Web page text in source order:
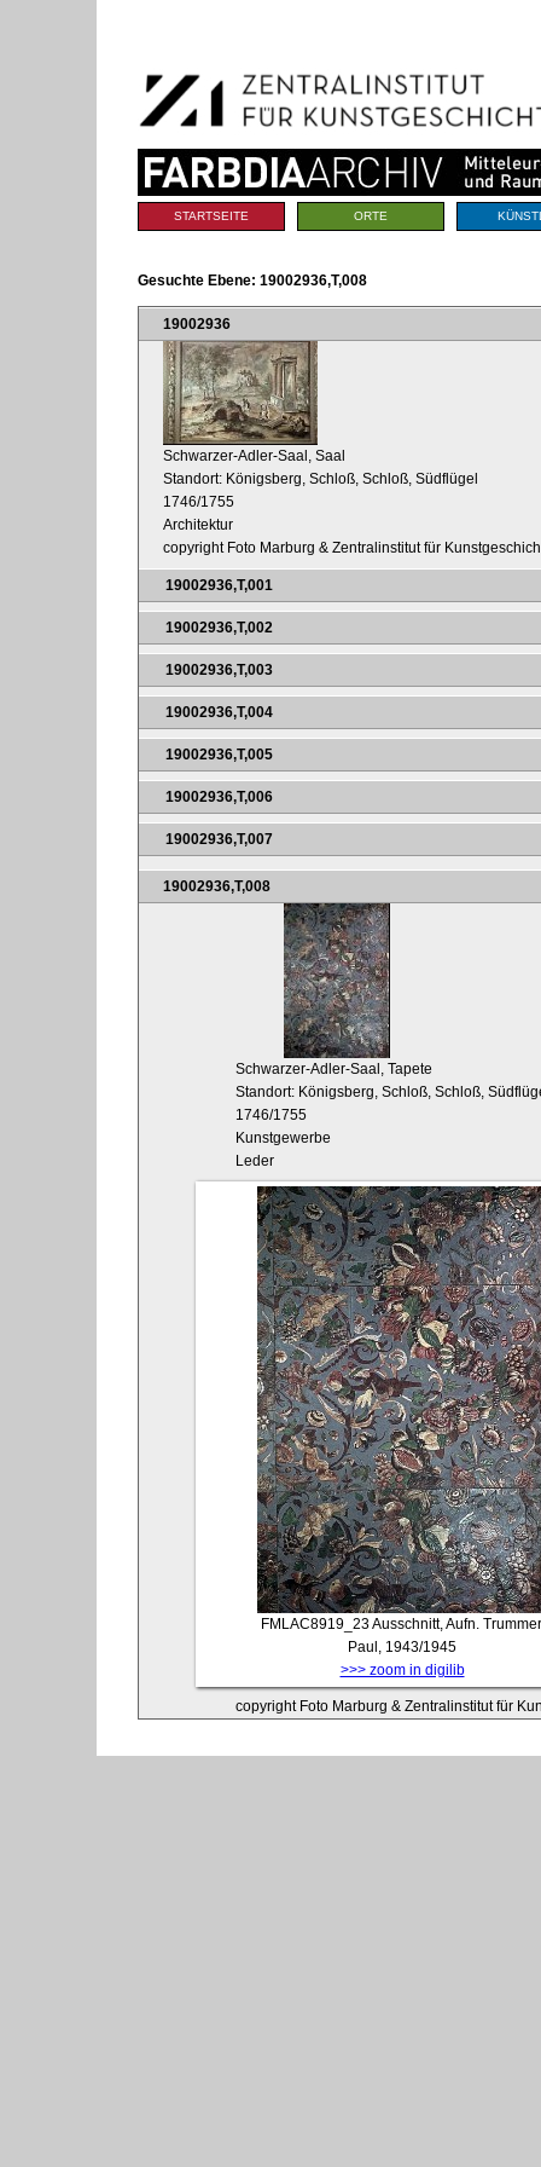
Navigation
Sektionen
STARTSEITE ORTE
Gesuchte Ebene: 19002936,T,008
19002936
Schwarzer-Adler-Saal, Saal
Standort: Königsberg, Schloß, Schloß, Südflügel
1746/1755
Architektur
copyright Foto Marburg & Zentralinstitut für
19002936,T,001
19002936,T,002
19002936,T,003
19002936,T,004
19002936,T,005
19002936,T,006
19002936,T,007
19002936,T,008
Schwarzer-Adler-Saal, Tapete
Standort: Königsberg, Schloß, Schloß,
1746/1755
Kunstgewerbe
Leder
FMLAC8919_23Ausschnitt, Aufn.
Paul, 1943/1945
>>> zoom in digilib
copyright Foto Marburg & Zentralinstitut für